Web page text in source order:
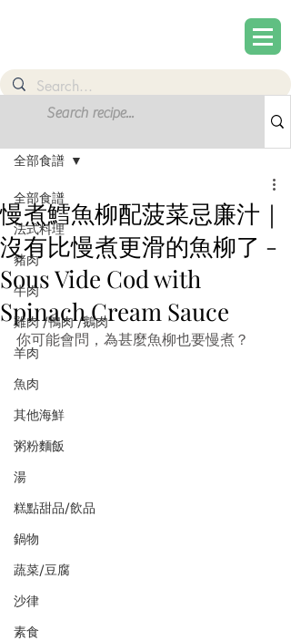
註冊
全部食譜
法式料理
豬肉
牛肉
雞肉 /鴨肉 /鵝肉
羊肉
魚肉
其他海鮮
粥粉麵飯
湯
糕點甜品/飲品
鍋物
蔬菜/豆腐
沙律
素食
全部食譜
慢煮鱈魚柳配菠菜忌廉汁｜
沒有比慢煮更滑的魚柳了 -
Sous Vide Cod with
Spinach Cream Sauce
你可能會問，為甚麼魚柳也要慢煮？